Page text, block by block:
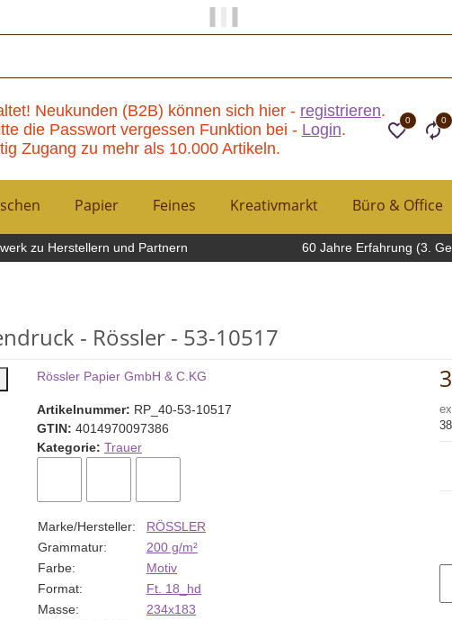
Neukunden (B2B) können sich hier - registrieren.
die Passwort vergessen Funktion bei - Login.
Zugang zu mehr als 10.000 Artikeln.
0 0
Papier Feines Kreativmarkt Büro & Office
zu Herstellern und Partnern 60 Jahre Erfahrung (3.
- Rössler - 53-10517
Rössler Papier GmbH & C.KG
Artikelnummer: RP_40-53-10517
GTIN: 4014970097386
Kategorie: Trauer
Marke/Hersteller:
RÖSSLER
Grammatur:
200 g/m²
Farbe:
Motiv
Format:
Ft. 18_hd
Masse:
234x183